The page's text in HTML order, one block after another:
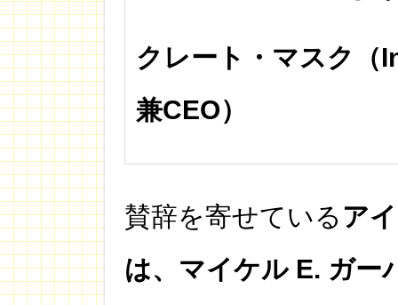
クレート・マスク（
兼CEO）
賛辞を寄せている ア
は、マイケル E. ガー